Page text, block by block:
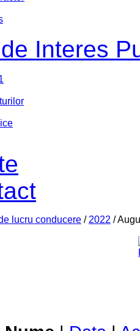
Interes
lucru conducere /2022 /